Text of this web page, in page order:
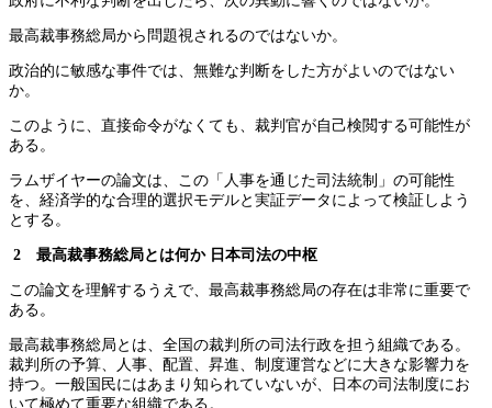
最高裁事務総局から問題視されるのではないか。
政治的に敏感な事件では、無難な判断をした方がよいのではない
か。
このように、直接命令がなくても、裁判官が自己検閲する可能性が
ある。
ラムザイヤーの論文は、この「人事を通じた司法統制」の可能性
を、経済学的な合理的選択モデルと実証データによって検証しよう
とする。
2 最高裁事務総局とは何か 日本司法の中枢
この論文を理解するうえで、最高裁事務総局の存在は非常に重要で
ある。
最高裁事務総局とは、全国の裁判所の司法行政を担う組織である。
裁判所の予算、人事、配置、昇進、制度運営などに大きな影響力を
持つ。一般国民にはあまり知られていないが、日本の司法制度にお
いて極めて重要な組織である。